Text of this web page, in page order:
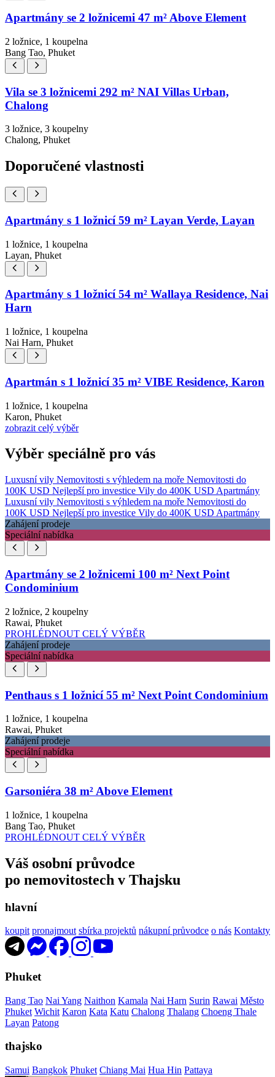
Apartmány se 2 ložnicemi 47 m² Above Element
2 ložnice, 1 koupelna
Bang Tao, Phuket
Vila se 3 ložnicemi 292 m² NAI Villas Urban,
Chalong
3 ložnice, 3 koupelny
Chalong, Phuket
Doporučené vlastnosti
Apartmány s 1 ložnicí 59 m² Layan Verde, Layan
1 ložnice, 1 koupelna
Layan, Phuket
Apartmány s 1 ložnicí 54 m² Wallaya Residence, Nai
Harn
1 ložnice, 1 koupelna
Nai Harn, Phuket
Apartmán s 1 ložnicí 35 m² VIBE Residence, Karon
1 ložnice, 1 koupelna
Karon, Phuket
zobrazit celý výběr
Výběr speciálně pro vás
Luxusní vily Nemovitosti s výhledem na moře Nemovitosti do
100K USD Nejlepší pro investice Vily do 400K USD Apartmány
Luxusní vily Nemovitosti s výhledem na moře Nemovitosti do
100K USD Nejlepší pro investice Vily do 400K USD Apartmány
Zahájení prodeje
Speciální nabídka
Apartmány se 2 ložnicemi 100 m² Next Point
Condominium
2 ložnice, 2 koupelny
Rawai, Phuket
PROHLÉDNOUT CELÝ VÝBĚR
Zahájení prodeje
Speciální nabídka
Penthaus s 1 ložnicí 55 m² Next Point Condominium
1 ložnice, 1 koupelna
Rawai, Phuket
Zahájení prodeje
Speciální nabídka
Garsoniéra 38 m² Above Element
1 ložnice, 1 koupelna
Bang Tao, Phuket
PROHLÉDNOUT CELÝ VÝBĚR
Váš osobní průvodce
po nemovitostech v Thajsku
hlavní
koupit pronajmout sbírka projektů nákupní průvodce o nás Kontakty
Phuket
Bang Tao Nai Yang Naithon Kamala Nai Harn Surin Rawai Město
Phuket Wichit Karon Kata Katu Chalong Thalang Choeng Thale
Layan Patong
thajsko
Samui Bangkok Phuket Chiang Mai Hua Hin Pattaya